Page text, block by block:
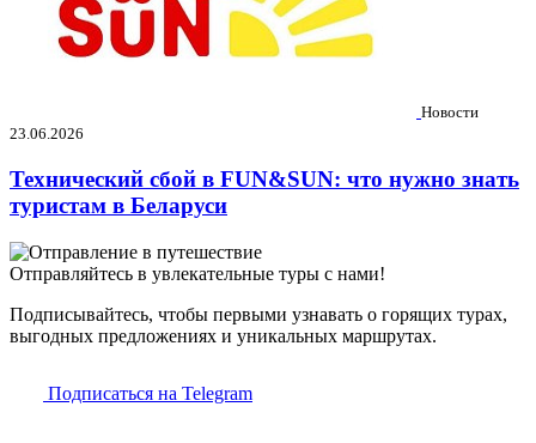
Новости
23.06.2026
Технический сбой в FUN&SUN: что нужно знать
туристам в Беларуси
Отправляйтесь в увлекательные туры с нами!
Подписывайтесь, чтобы первыми узнавать о горящих турах,
выгодных предложениях и уникальных маршрутах.
Подписаться на Telegram